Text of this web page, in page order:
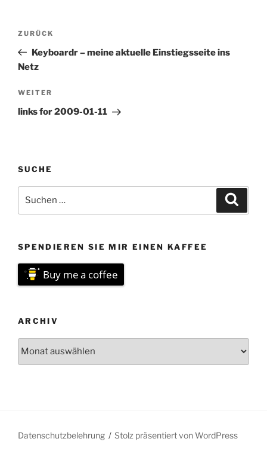
Beitragsnavigation
Vorheriger
Beitrag
ZURÜCK
Keyboardr – meine aktuelle Einstiegsseite ins
Netz
Nächster
Beitrag
WEITER
links for 2009-01-11
SUCHE
nach:
SPENDIEREN SIE MIR EINEN KAFFEE
Buy me a coffee
ARCHIV
Datenschutzbelehrung Stolz präsentiert von WordPress